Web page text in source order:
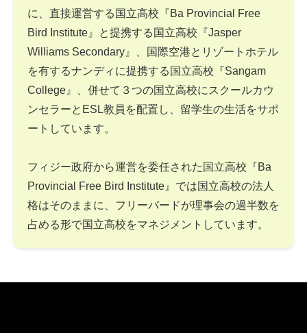
に、直接運営する国立高校『Ba Provincial Free
Bird Institute』と提携する国立高校『Jasper
Williams Secondary』、国際空港とリゾートホテル
を有するナンディに提携する国立高校『Sangam
College』、併せて３つの国立高校にスクールカウ
ンセラーとESL教員を配置し、留学生の生活をサポ
ートしています。
フィジー政府から運営を委任された国立高校『Ba
Provincial Free Bird Institute』では国立高校の法人
格はそのままに、フリーバードが理事会の過半数を
占める形で国立高校をマネジメントしています。